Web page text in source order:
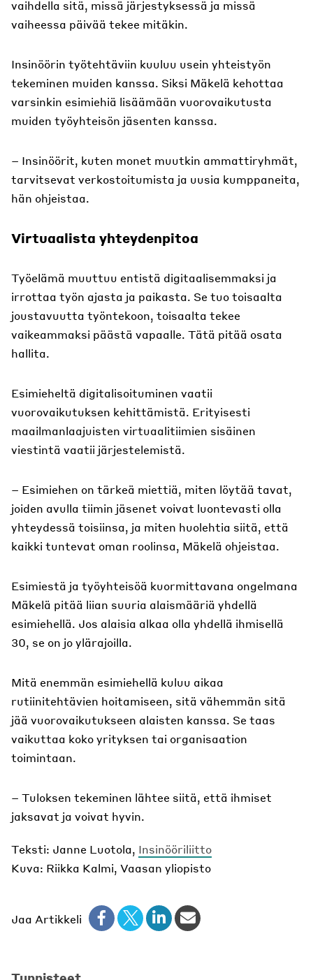
vaihdella sitä, missä järjestyksessä ja missä
vaiheessa päivää tekee mitäkin.
Insinöörin työtehtäviin kuuluu usein yhteistyön
tekeminen muiden kanssa. Siksi Mäkelä kehottaa
varsinkin esimiehiä lisäämään vuorovaikutusta
muiden työyhteisön jäsenten kanssa.
– Insinöörit, kuten monet muutkin ammattiryhmät,
tarvitsevat verkostoitumista ja uusia kumppaneita,
hän ohjeistaa.
Virtuaalista yhteydenpitoa
Työelämä muuttuu entistä digitaalisemmaksi ja
irrottaa työn ajasta ja paikasta. Se tuo toisaalta
joustavuutta työntekoon, toisaalta tekee
vaikeammaksi päästä vapaalle. Tätä pitää osata
hallita.
Esimieheltä digitalisoituminen vaatii
vuorovaikutuksen kehittämistä. Erityisesti
maailmanlaajuisten virtuaalitiimien sisäinen
viestintä vaatii järjestelemistä.
– Esimiehen on tärkeä miettiä, miten löytää tavat,
joiden avulla tiimin jäsenet voivat luontevasti olla
yhteydessä toisiinsa, ja miten huolehtia siitä, että
kaikki tuntevat oman roolinsa, Mäkelä ohjeistaa.
Esimiestä ja työyhteisöä kuormittavana ongelmana
Mäkelä pitää liian suuria alaismääriä yhdellä
esimiehellä. Jos alaisia alkaa olla yhdellä ihmisellä
30, se on jo ylärajoilla.
Mitä enemmän esimiehellä kuluu aikaa
rutiinitehtävien hoitamiseen, sitä vähemmän sitä
jää vuorovaikutukseen alaisten kanssa. Se taas
vaikuttaa koko yrityksen tai organisaation
toimintaan.
– Tuloksen tekeminen lähtee siitä, että ihmiset
jaksavat ja voivat hyvin.
Teksti: Janne Luotola, Insinööriliitto
Kuva: Riikka Kalmi, Vaasan yliopisto
Jaa Artikkeli